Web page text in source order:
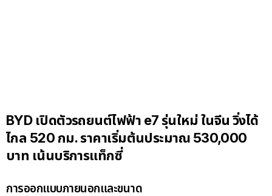
BYD เปิดตัวรถยนต์ไฟฟ้า e7 รุ่นใหม่ ในจีน วิ่งได้
ไกล 520 กม. ราคาเริ่มต้นประมาณ 530,000
บาท เน้นบริการแท็กซี่
การออกแบบภายนอกและขนาด